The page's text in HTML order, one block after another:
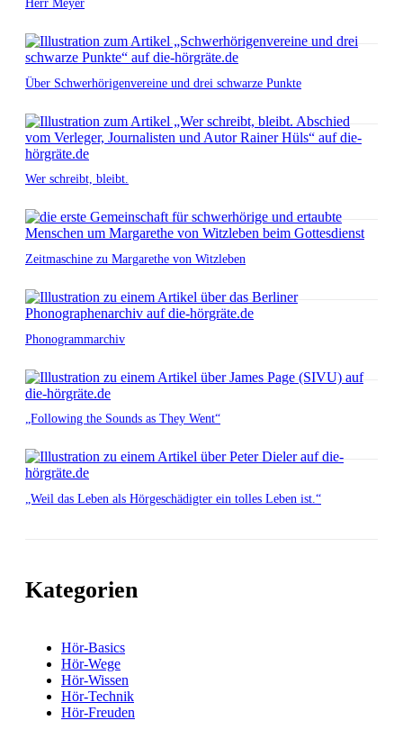
Herr Meyer
Über Schwerhörigenvereine und drei schwarze Punkte
Wer schreibt, bleibt.
Zeitmaschine zu Margarethe von Witzleben
Phonogrammarchiv
„Following the Sounds as They Went“
„Weil das Leben als Hörgeschädigter ein tolles Leben ist.“
Kategorien
Hör-Basics
Hör-Wege
Hör-Wissen
Hör-Technik
Hör-Freuden